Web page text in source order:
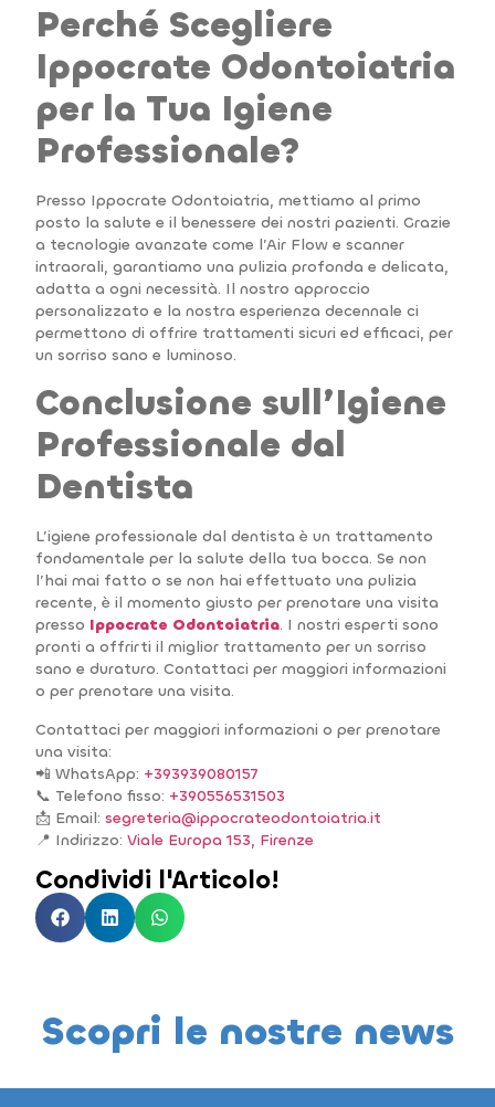
Perché Scegliere
Ippocrate Odontoiatria
per la Tua Igiene
Professionale?
Presso Ippocrate Odontoiatria, mettiamo al primo
posto la salute e il benessere dei nostri pazienti. Grazie
a tecnologie avanzate come l’Air Flow e scanner
intraorali, garantiamo una pulizia profonda e delicata,
adatta a ogni necessità. Il nostro approccio
personalizzato e la nostra esperienza decennale ci
permettono di offrire trattamenti sicuri ed efficaci, per
un sorriso sano e luminoso.
Conclusione sull’Igiene
Professionale dal
Dentista
L’igiene professionale dal dentista è un trattamento
fondamentale per la salute della tua bocca. Se non
l’hai mai fatto o se non hai effettuato una pulizia
recente, è il momento giusto per prenotare una visita
presso Ippocrate Odontoiatria. I nostri esperti sono
pronti a offrirti il miglior trattamento per un sorriso
sano e duraturo. Contattaci per maggiori informazioni
o per prenotare una visita.
Contattaci per maggiori informazioni o per prenotare
una visita:
📲 WhatsApp: +393939080157
📞 Telefono fisso: +390556531503
📩 Email: segreteria@ippocrateodontoiatria.it
📍 Indirizzo: Viale Europa 153, Firenze
Condividi l'Articolo!
Scopri le nostre news